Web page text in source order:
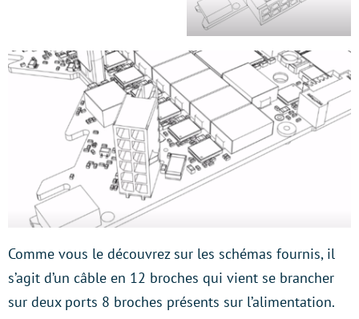
Comme vous le découvrez sur les schémas fournis, il
s’agit d’un câble en 12 broches qui vient se brancher
sur deux ports 8 broches présents sur l’alimentation.